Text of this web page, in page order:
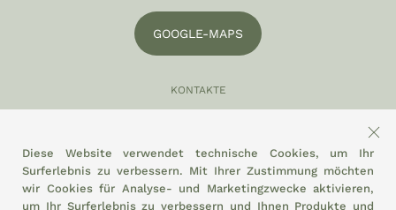
GOOGLE-MAPS
KONTAKTE
SOZIAL
Diese Website verwendet technische Cookies, um Ihr
Surferlebnis zu verbessern. Mit Ihrer Zustimmung möchten
wir Cookies für Analyse- und Marketingzwecke aktivieren,
um Ihr Surferlebnis zu verbessern und Ihnen Produkte und